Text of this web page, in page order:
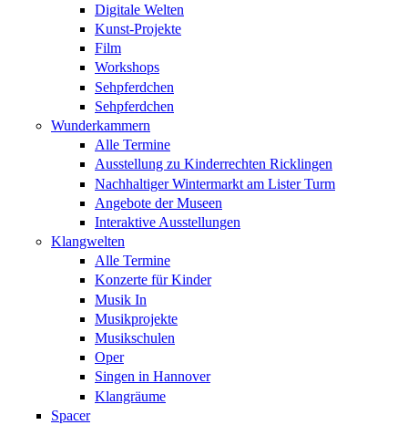
Digitale Welten
Kunst-Projekte
Film
Workshops
Sehpferdchen
Sehpferdchen
Wunderkammern
Alle Termine
Ausstellung zu Kinderrechten Ricklingen
Nachhaltiger Wintermarkt am Lister Turm
Angebote der Museen
Interaktive Ausstellungen
Klangwelten
Alle Termine
Konzerte für Kinder
Musik In
Musikprojekte
Musikschulen
Oper
Singen in Hannover
Klangräume
Spacer